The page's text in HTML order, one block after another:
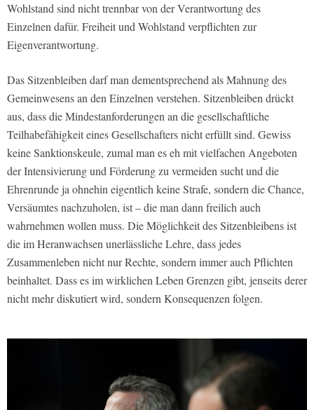
Wohlstand sind nicht trennbar von der Verantwortung des
Einzelnen dafür. Freiheit und Wohlstand verpflichten zur
Eigenverantwortung.
Das Sitzenbleiben darf man dementsprechend als Mahnung des
Gemeinwesens an den Einzelnen verstehen. Sitzenbleiben drückt
aus, dass die Mindestanforderungen an die gesellschaftliche
Teilhabefähigkeit eines Gesellschafters nicht erfüllt sind. Gewiss
keine Sanktionskeule, zumal man es eh mit vielfachen Angeboten
der Intensivierung und Förderung zu vermeiden sucht und die
Ehrenrunde ja ohnehin eigentlich keine Strafe, sondern die Chance,
Versäumtes nachzuholen, ist – die man dann freilich auch
wahrnehmen wollen muss. Die Möglichkeit des Sitzenbleibens ist
die im Heranwachsen unerlässliche Lehre, dass jedes
Zusammenleben nicht nur Rechte, sondern immer auch Pflichten
beinhaltet. Dass es im wirklichen Leben Grenzen gibt, jenseits derer
nicht mehr diskutiert wird, sondern Konsequenzen folgen.